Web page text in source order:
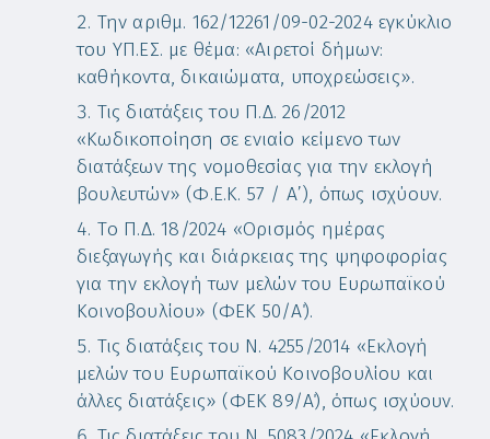
Την αριθμ. 162/12261/09-02-2024 εγκύκλιο
του ΥΠ.ΕΣ. με θέμα: «Αιρετοί δήμων:
καθήκοντα, δικαιώματα, υποχρεώσεις».
Τις διατάξεις του Π.Δ. 26/2012
«Κωδικοποίηση σε ενιαίο κείμενο των
διατάξεων της νομοθεσίας για την εκλογή
βουλευτών» (Φ.Ε.Κ. 57 / Α’), όπως ισχύουν.
Τo Π.Δ. 18/2024 «Ορισμός ημέρας
διεξαγωγής και διάρκειας της ψηφοφορίας
για την εκλογή των μελών του Ευρωπαϊκού
Κοινοβουλίου» (ΦΕΚ 50/Α΄).
Τις διατάξεις του Ν. 4255/2014 «Εκλογή
μελών του Ευρωπαϊκού Κοινοβουλίου και
άλλες διατάξεις» (ΦΕΚ 89/Α΄), όπως ισχύουν.